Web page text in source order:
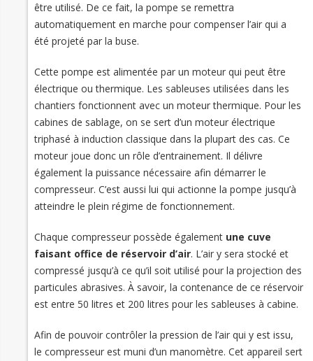
être utilisé. De ce fait, la pompe se remettra
automatiquement en marche pour compenser l’air qui a
été projeté par la buse.
Cette pompe est alimentée par un moteur qui peut être
électrique ou thermique. Les sableuses utilisées dans les
chantiers fonctionnent avec un moteur thermique. Pour les
cabines de sablage, on se sert d’un moteur électrique
triphasé à induction classique dans la plupart des cas. Ce
moteur joue donc un rôle d’entrainement. Il délivre
également la puissance nécessaire afin démarrer le
compresseur. C’est aussi lui qui actionne la pompe jusqu’à
atteindre le plein régime de fonctionnement.
Chaque compresseur possède également une cuve
faisant office de réservoir d’air. L’air y sera stocké et
compressé jusqu’à ce qu’il soit utilisé pour la projection des
particules abrasives. À savoir, la contenance de ce réservoir
est entre 50 litres et 200 litres pour les sableuses à cabine.
Afin de pouvoir contrôler la pression de l’air qui y est issu,
le compresseur est muni d’un manomètre. Cet appareil sert